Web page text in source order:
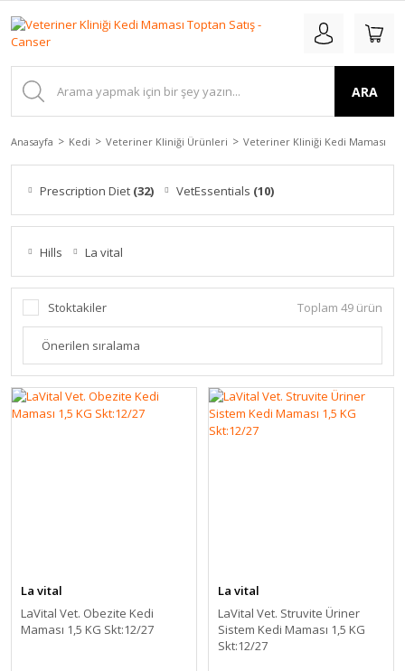
ARA
Anasayfa Kedi Veteriner Kliniği Ürünleri Veteriner Kliniği Kedi Maması
Prescription Diet (32) VetEssentials (10)
Hills La vital
Stoktakiler Toplam 49 ürün
La vital
LaVital Vet. Obezite Kedi
Maması 1,5 KG Skt:12/27
La vital
LaVital Vet. Struvite Üriner
Sistem Kedi Maması 1,5 KG
Skt:12/27